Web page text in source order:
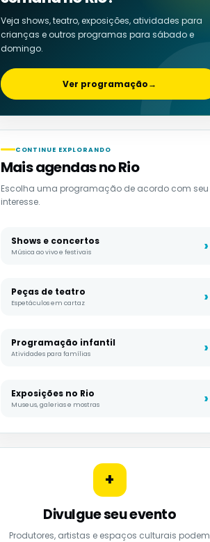
Veja shows, teatro, exposições, atividades para
crianças e outros programas para sábado e
domingo.
Ver programação→
CONTINUE EXPLORANDO
Mais agendas no Rio
Escolha uma programação de acordo com seu
interesse.
Shows e concertos
Música ao vivo e festivais
Peças de teatro
Espetáculos em cartaz
Programação infantil
Atividades para famílias
Exposições no Rio
Museus, galerias e mostras
+
Divulgue seu evento
Produtores, artistas e espaços culturais podem